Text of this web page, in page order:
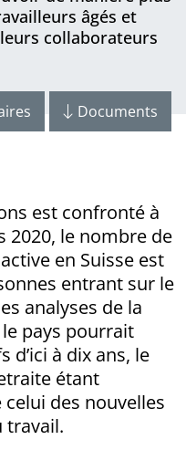
âgés et
collaborateurs
Documents
est confronté à
2020, le nombre de
en Suisse est
entrant sur le
analyses de la
pays pourrait
d’ici à dix ans, le
étant
des nouvelles
travail.